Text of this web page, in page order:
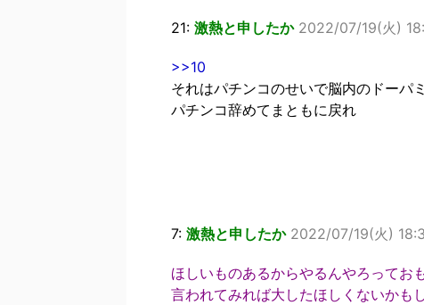
21: 激熱と申したか 2022/07/19(火)
>>10
それはパチンコのせいで脳内のドーパ
パチンコ辞めてまともに戻れ
7: 激熱と申したか 2022/07/19(火)
ほしいものあるからやるんやろってお
言われてみれば大したほしくないかも